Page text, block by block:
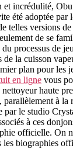
incrédulité,
été adoptée par
telles versions de
de se
processus de
de la cuisson
plan pour les
en ligne vous
haute
à la
par le studio
à ces
officielle. On
les biographies